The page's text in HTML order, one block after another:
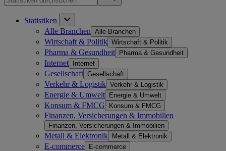
Statistiken
Alle Branchen Alle Branchen
Wirtschaft & Politik Wirtschaft & Politik
Pharma & Gesundheit Pharma & Gesundheit
Internet Internet
Gesellschaft Gesellschaft
Verkehr & Logistik Verkehr & Logistik
Energie & Umwelt Energie & Umwelt
Konsum & FMCG Konsum & FMCG
Finanzen, Versicherungen & Immobilien
Finanzen, Versicherungen & Immobilien
Metall & Elektronik Metall & Elektronik
E-commerce E-commerce